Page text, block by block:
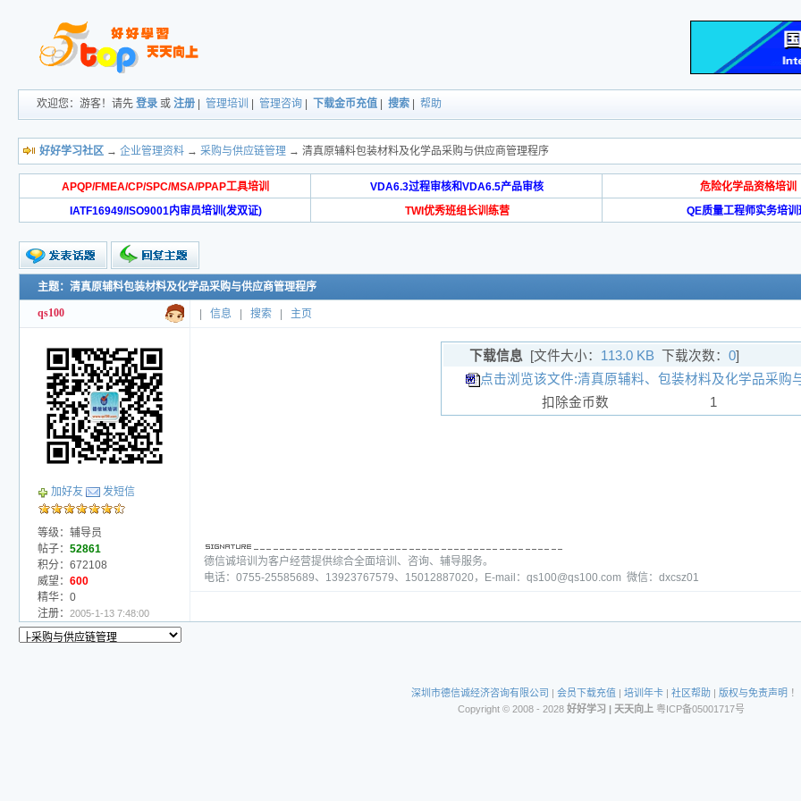
欢迎您：游客！请先登录 或注册 |管理培训 |管理咨询 下载金币充值 |搜索 |帮助
好好学习社区 →企业管理资料 →采购与供应链管理 → 清真原辅料包装材料及化学品采购与供应商管理程序
APQP/FMEA/CP/SPC/MSA/PPAP工具培训 VDA6.3过程审核和VDA6.5产品审核 危险化学品资格培训
IATF16949/ISO9001内审员培训(发双证)
TWI优秀班组长训练营 QE质量工程师实务培训
主题：清真原辅料包装材料及化学品采购与供应商管理程序
qs100 信息 搜索 主页
加好友 发短信
等级：辅导员
帖子： 52861
积分：672108
威望： 600
精华：0
注册：
2005-1-13 7:48:00
下载信息 [文件大小： 113.0 KB 下载次数： 0]
点击浏览该文件:清真原辅料、包装材料及化学品采购
扣除金币数
1
德信诚培训为客户经营提供综合全面培训、咨询、辅导服务。
电话：0755-25585689、13923767579、15012887020，E-mail：qs100@qs100.com 微信：dxcsz01
深圳市德信诚经济咨询有限公司 | 会员下载充值| 培训年卡| 社区帮助| 版权与免责声明 ！
Copyright © 2008 - 2028 好好学习 | 天天向上 粤ICP备05001717号